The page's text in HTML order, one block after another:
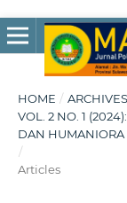
HOME / ARCHIVES
VOL. 2 NO. 1
DAN HUMANIORA
/
Articles